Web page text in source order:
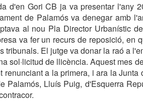
d'en Gori CB ja va presentar l'any
de Palamós va denegar amb
al nou Pla Director Urbanístic
va fer un recurs de reposició, en
tribunals. El jutge va donar la raó a
sol·licitud de llicència. Aquest mes
renunciant a la primera, i ara la
Palamós, Lluís Puig, d'Esquerra